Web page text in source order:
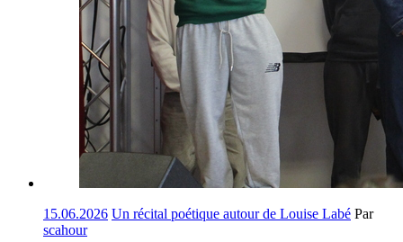
15.06.2026 Un récital poétique autour de Louise Labé Par
scahour